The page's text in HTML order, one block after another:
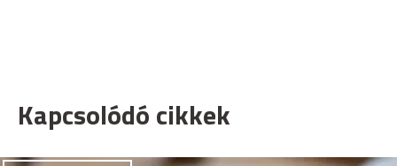
Kapcsolódó cikkek